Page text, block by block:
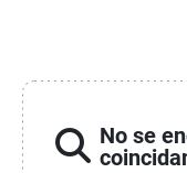
No se